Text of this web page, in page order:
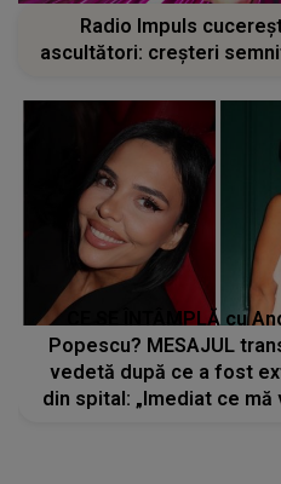
Radio Impuls
ascultători: creșteri
CE SE ÎNTÂMPLĂ cu
Popescu? MESAJUL
vedetă după ce a fost
din spital: „Imediat ce mă